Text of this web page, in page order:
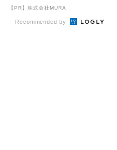
致』する方法
【PR】株式会社MURA
Recommended by